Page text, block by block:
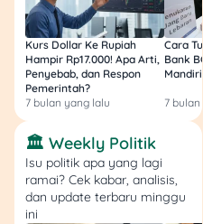
Cara pakai:
Unduh dan instal
Opera Browser.
Masuk ke
Settings
Kurs Dollar Ke Rupiah
Hampir Rp17.000! Apa Arti,
Penyebab, dan Respon
Pemerintah?
7 bulan yang lalu
Cara
Bank
7 bulan
🏛️ Weekly Politik
Isu politik apa yang lagi
ramai? Cek kabar, analisis,
dan update terbaru minggu
ini